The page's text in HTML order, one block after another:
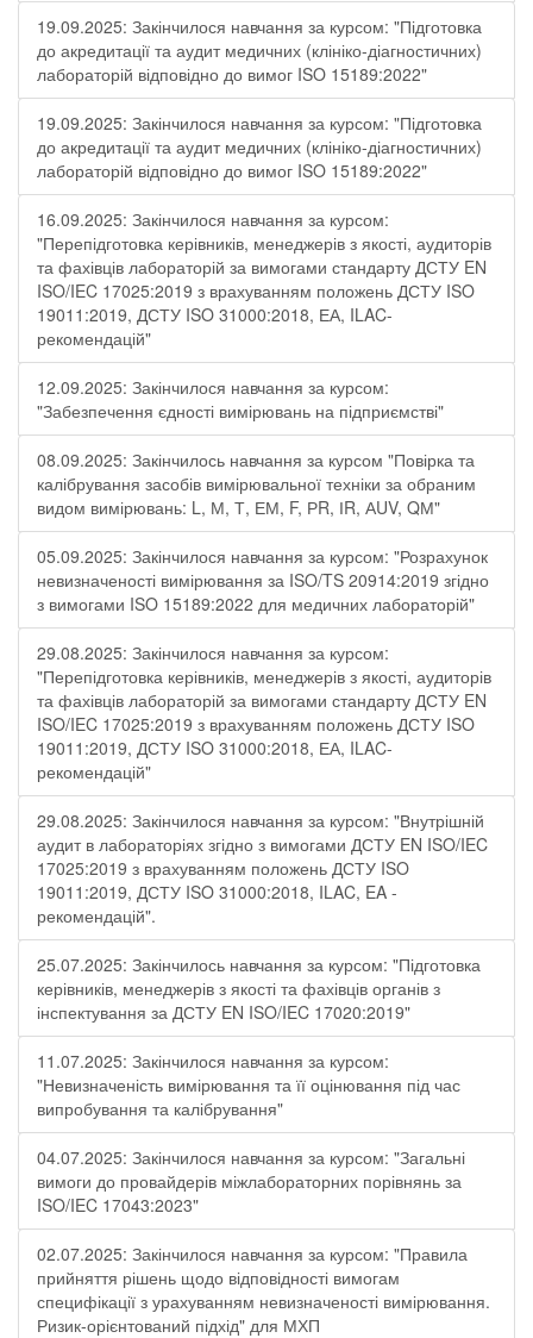
19.09.2025: Закінчилося навчання за курсом: "Підготовка
до акредитації та аудит медичних (клініко-діагностичних)
лабораторій відповідно до вимог ISO 15189:2022"
19.09.2025: Закінчилося навчання за курсом: "Підготовка
до акредитації та аудит медичних (клініко-діагностичних)
лабораторій відповідно до вимог ISO 15189:2022"
16.09.2025: Закінчилося навчання за курсом:
"Перепідготовка керівників, менеджерів з якості, аудиторів
та фахівців лабораторій за вимогами стандарту ДСТУ EN
ISO/IEC 17025:2019 з врахуванням положень ДСТУ ISO
19011:2019, ДСТУ ISO 31000:2018, ЕА, ILAC-
рекомендацій"
12.09.2025: Закінчилося навчання за курсом:
"Забезпечення єдності вимірювань на підприємстві"
08.09.2025: Закінчилось навчання за курсом "Повірка та
калібрування засобів вимірювальної техніки за обраним
видом вимірювань: L, М, Т, ЕМ, F, РR, ІR, АUV, QМ"
05.09.2025: Закінчилося навчання за курсом: "Розрахунок
невизначеності вимірювання за ISO/TS 20914:2019 згідно
з вимогами ISO 15189:2022 для медичних лабораторій"
29.08.2025: Закінчилося навчання за курсом:
"Перепідготовка керівників, менеджерів з якості, аудиторів
та фахівців лабораторій за вимогами стандарту ДСТУ EN
ISO/IEC 17025:2019 з врахуванням положень ДСТУ ISO
19011:2019, ДСТУ ISO 31000:2018, ЕА, ILAC-
рекомендацій"
29.08.2025: Закінчилося навчання за курсом: "Внутрішній
аудит в лабораторіях згідно з вимогами ДСТУ EN ISO/IEC
17025:2019 з врахуванням положень ДСТУ ISO
19011:2019, ДСТУ ISO 31000:2018, ILAC, EA -
рекомендацій".
25.07.2025: Закінчилось навчання за курсом: "Підготовка
керівників, менеджерів з якості та фахівців органів з
інспектування за ДСТУ EN ISO/IEC 17020:2019"
11.07.2025: Закінчилося навчання за курсом:
"Невизначеність вимірювання та її оцінювання під час
випробування та калібрування"
04.07.2025: Закінчилося навчання за курсом: "Загальні
вимоги до провайдерів міжлабораторних порівнянь за
ISO/IEC 17043:2023"
02.07.2025: Закінчилося навчання за курсом: "Правила
прийняття рішень щодо відповідності вимогам
специфікації з урахуванням невизначеності вимірювання.
Ризик-орієнтований підхід" для МХП